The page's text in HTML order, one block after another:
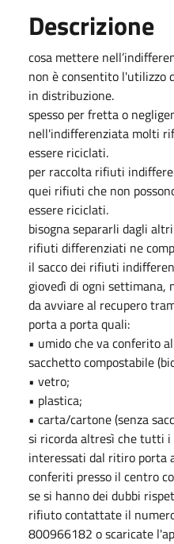
Descrizione
cosa mettere
non è consentito l'utilizzo
in distribuzione.
spesso per fretta o
nell'indifferenziata molti
essere riciclati.
per raccolta rifiuti
quei rifiuti che non
essere riciclati.
bisogna separarli dagli
rifiuti differenziati ne
il sacco dei rifiuti
giovedì di ogni
da avviare al recupero
porta a porta quali:
• umido che va conferito
sacchetto compostabile
• vetro;
• plastica;
• carta/cartone (senza
si ricorda altresì che tutti
interessati dal ritiro porta
conferiti presso il centro
se si hanno dei dubbi
rifiuto contattate il
800966182 o scaricate